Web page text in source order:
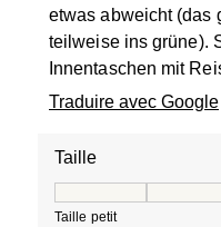
etwas abweicht (das
teilweise ins grüne).
Innentaschen mit
Traduire avec Google
Taille
Taille petit